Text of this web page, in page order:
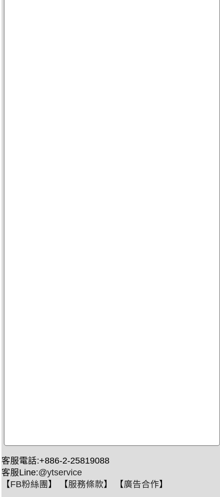
客服電話:+886-2-25819088
客服Line:@ytservice
【FB粉絲團 】 【服務條款】 【廣告合作】